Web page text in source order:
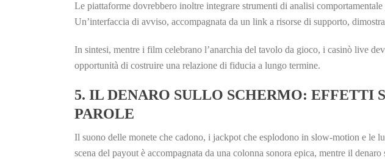
Le piattaforme dovrebbero inoltre integrare strumenti di analisi
Un’interfaccia di avviso, accompagnata da un link a risorse di supporto,
In sintesi, mentre i film celebrano l’anarchia del tavolo da gioco, i casinò live
opportunità di costruire una relazione di fiducia a lungo termine.
5. IL DENARO SULLO SCHERMO: EFFETTI
PAROLE
Il suono delle monete che cadono, i jackpot che esplodono in slow‑motion e
scena del payout è accompagnata da una colonna sonora epica, mentre il denaro